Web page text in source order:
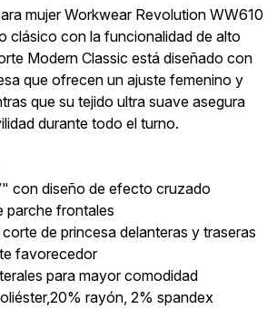
mujer Workwear Revolution WW610
clásico con la funcionalidad de alto
Modern Classic está diseñado con
que ofrecen un ajuste femenino y
que su tejido ultra suave asegura
durante todo el turno.
con diseño de efecto cruzado
parche frontales
de princesa delanteras y traseras
favorecedor
para mayor comodidad
rayón, 2% spandex